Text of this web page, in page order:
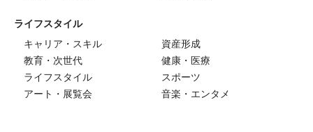
ライフスタイル
キャリア・スキル
資産形成
教育・次世代
健康・医療
ライフスタイル
スポーツ
アート・展覧会
音楽・エンタメ